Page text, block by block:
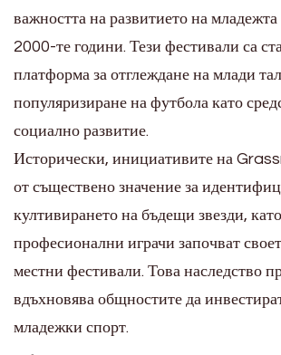
важността на развитието на младежта
2000-те години. Тези фестивали са
платформа за отглеждане на млади
популяризиране на футбола като
социално развитие.
Исторически, инициативите на
от съществено значение за
култивирането на бъдещи звезди,
професионални играчи започват
местни фестивали. Това наследство
вдъхновява общностите да
младежки спорт.